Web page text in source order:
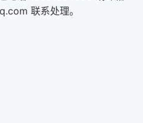
联系处理。